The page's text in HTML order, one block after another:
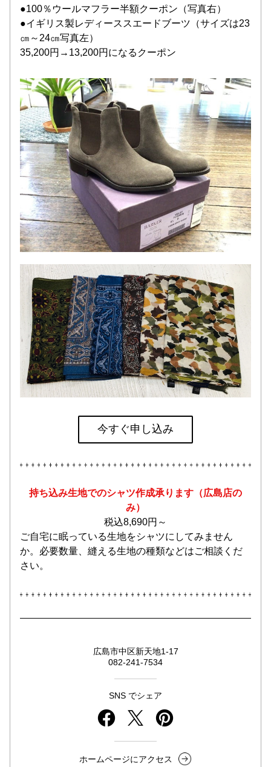
●100％ウールマフラー半額クーポン（写真右）
●イギリス製レディーススエードブーツ（サイズは23
㎝～24㎝写真左）
35,200円→13,200円になるクーポン
今すぐ申し込み
持ち込み生地でのシャツ作成承ります（広島店の
み）
税込8,690円～
ご自宅に眠っている生地をシャツにしてみません
か。必要数量、縫える生地の種類などはご相談くだ
さい。
広島市中区新天地1-17
082-241-7534
SNS でシェア
ホームページにアクセス